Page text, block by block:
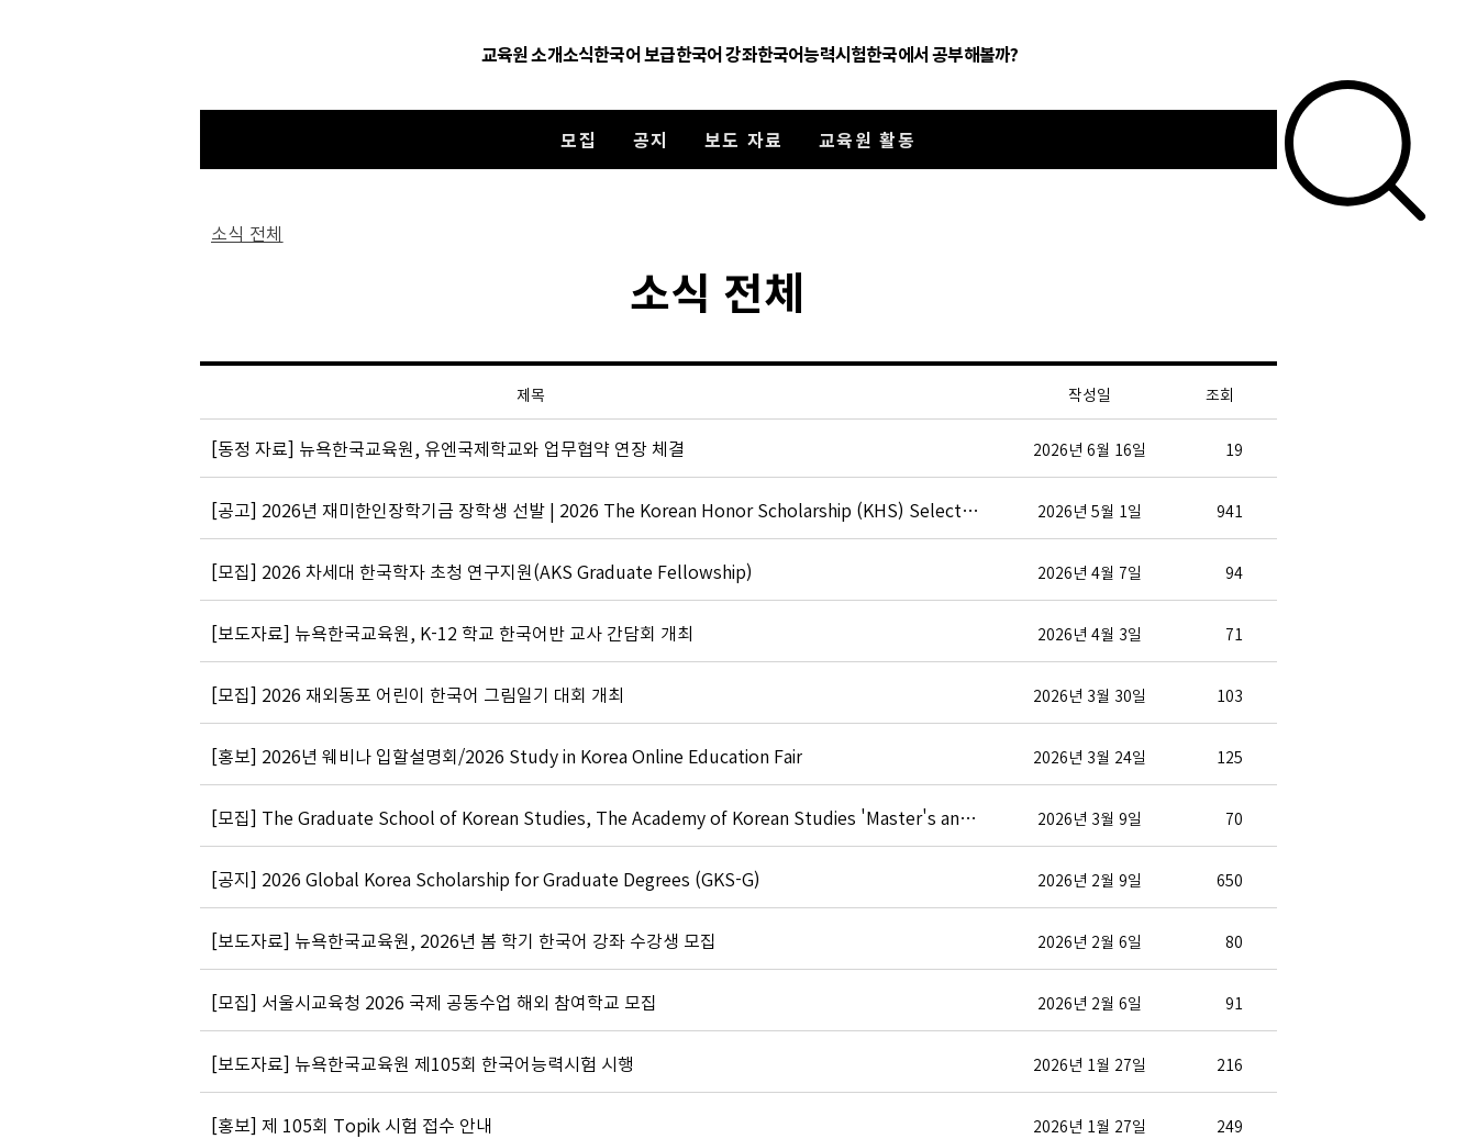
교육원 소개소식한국어 보급한국어 강좌한국어능력시험한국에서 공부해볼까?
모집 공지 보도 자료 교육원 활동
​소식 전체
소식 전체
​제목 작성일 조회
[동정 자료] 뉴욕한국교육원, 유엔국제학교와 업무협약 연장 체결 2026년 6월 16일 19
[공고] 2026년 재미한인장학기금 장학생 선발 | 2026 The Korean Honor Scholarship (KHS) Selection 2026년 5월 1일 941
[모집] 2026 차세대 한국학자 초청 연구지원(AKS Graduate Fellowship) 2026년 4월 7일 94
[보도자료] 뉴욕한국교육원, K-12 학교 한국어반 교사 간담회 개최 2026년 4월 3일 71
[모집] 2026 재외동포 어린이 한국어 그림일기 대회 개최 2026년 3월 30일 103
[홍보] 2026년 웨비나 입할설명회/2026 Study in Korea Online Education Fair 2026년 3월 24일 125
[모집] The Graduate School of Korean Studies, The Academy of Korean Studies 'Master's and Doctoral Degree Program' / 한국학중앙연구원 한국학대학원 2026년도 후기 석박사 학위과정 외국인 및 재외국민 모집 2026년 3월 9일 70
[공지] 2026 Global Korea Scholarship for Graduate Degrees (GKS-G) 2026년 2월 9일 650
[보도자료] 뉴욕한국교육원, 2026년 봄 학기 한국어 강좌 수강생 모집 2026년 2월 6일 80
[모집] 서울시교육청 2026 국제 공동수업 해외 참여학교 모집 2026년 2월 6일 91
[보도자료] 뉴욕한국교육원 제105회 한국어능력시험 시행 2026년 1월 27일 216
[홍보] 제 105회 Topik 시험 접수 안내 2026년 1월 27일 249